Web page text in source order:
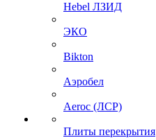
Hebel ЛЗИД
ЭКО
Bikton
Аэробел
Aeroc (ЛСР)
Плиты перекрытия